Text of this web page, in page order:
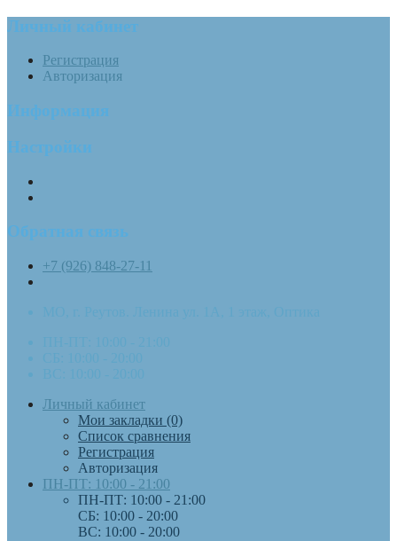
Личный кабинет
Регистрация
Авторизация
Информация
Настройки
Обратная связь
+7 (926) 848-27-11
Личный кабинет
Мои закладки (0)
Список сравнения
Регистрация
Авторизация
ПН-ПТ: 10:00 - 21:00
ПН-ПТ: 10:00 - 21:00
СБ: 10:00 - 20:00
ВС: 10:00 - 20:00